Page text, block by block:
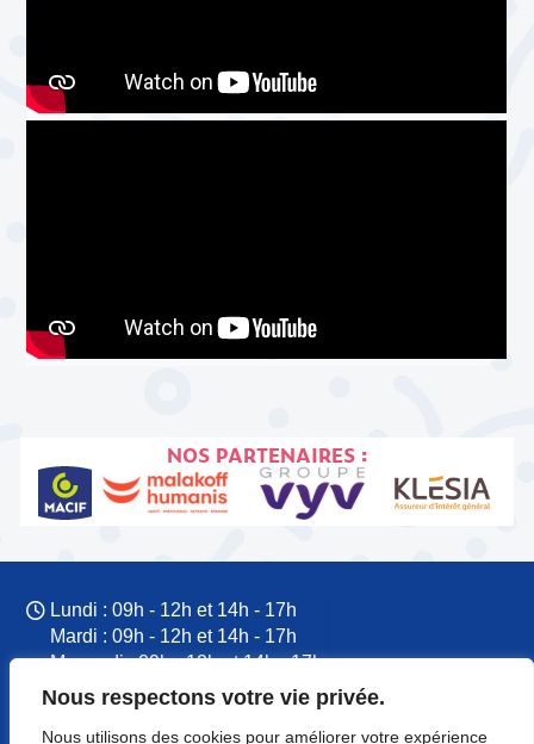
Nous respectons votre vie privée.
Nous utilisons des cookies pour améliorer votre expérience
NOS PARTENAIRES :
Lundi : 09h - 12h et 14h - 17h
Mardi : 09h - 12h et 14h - 17h
Mercredi : 09h - 12h et 14h - 17h
Jeudi : 09h - 12h et 14h - 17h
Vendredi : 09h - 12h et 14h - 17h